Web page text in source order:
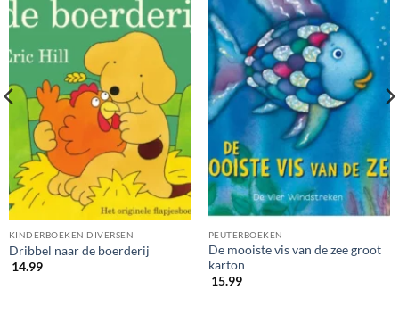
KINDERBOEKEN DIVERSEN
Dribbel naar de boerderij
14.99
PEUTERBOEKEN
De mooiste vis van de zee groot
karton
15.99